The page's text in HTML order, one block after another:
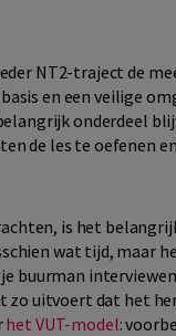
NT2-traject de
en een veilige
onderdeel
de les te oefenen
is het
wat tijd, maar
buurman
zo uitvoert dat het
het VUT-model: